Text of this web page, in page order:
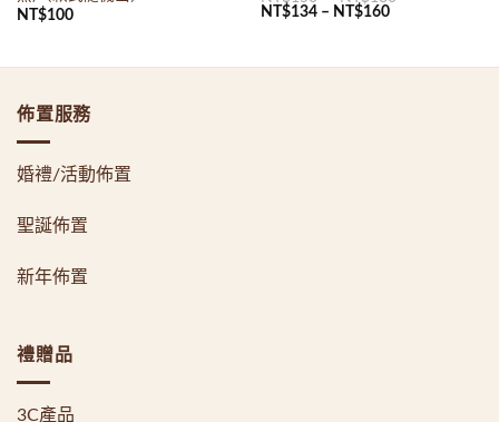
NT$100
NT$134– NT$160
佈置服務
婚禮/活動佈置
聖誕佈置
新年佈置
禮贈品
3C產品